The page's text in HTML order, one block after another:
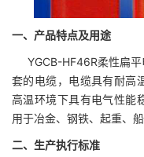
一、产品特点及用途
YGCB-HF46R柔性扁
套的电缆，电缆具有耐高
高温环境下具有电气性能
用于冶金、钢铁、起重、船
二、生产执行标准